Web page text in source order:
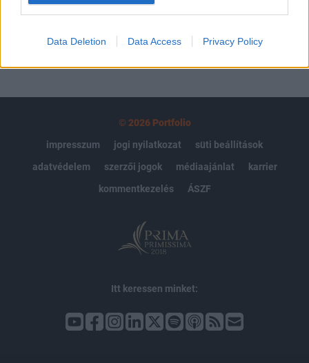
Data Deletion Data Access Privacy Policy
MÁR ELŐFIZETŐNK VAGY?BEJELENTKEZÉS
© 2026 Portfolio
impresszum
jogi nyilatkozat
süti beállítások
adatvédelem
szerzői jogok médiaajánlat
karrier
kommentkezelés
ÁSZF
Itt keressen minket: